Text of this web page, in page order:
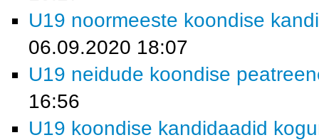
U19 noormeeste koondise
06.09.2020 18:07
U19 neidude koondise
16:56
U19 koondise kandidaadid